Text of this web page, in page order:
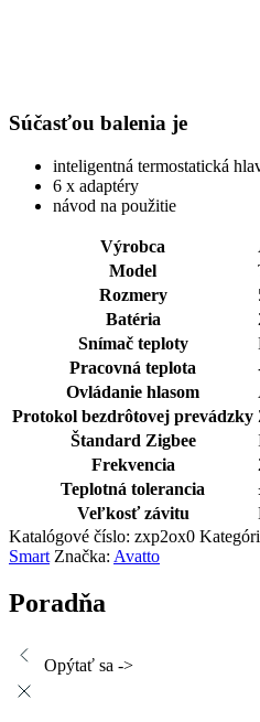
Súčasťou balenia je
inteligentná termostatická
6 x adaptéry
návod na použitie
Výrobca
Model
Rozmery
Batéria
Snímač teploty
Pracovná teplota
Ovládanie hlasom
Protokol bezdrôtovej prevádzky
Štandard Zigbee
Frekvencia
Teplotná tolerancia
Veľkosť závitu
Katalógové číslo: zxp2ox0
Smart Značka: Avatto
Poradňa
Opýtať sa ->